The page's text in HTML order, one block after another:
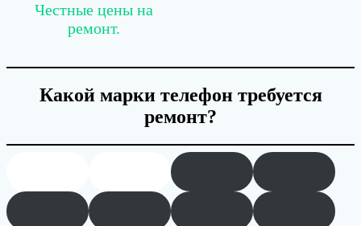
Честные цены на
ремонт.
Какой марки телефон требуется
ремонт?